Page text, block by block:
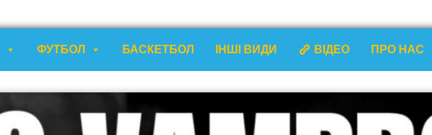
ФУТБОЛ БАСКЕТБОЛ ІНШІ ВИДИ ВІДЕО ПРО НАС